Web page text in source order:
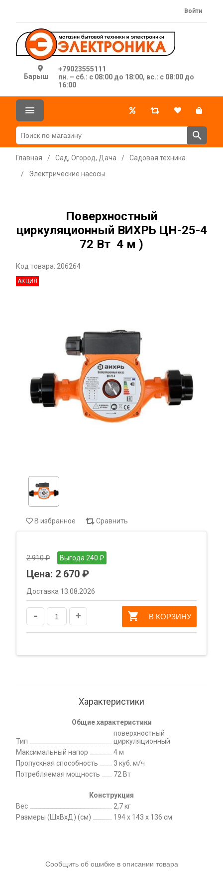
Барыш
+79023555111
пн. – сб.: с 08:00 до 18:00, вс.: с 08:00 до
16:00
Войти
Главная / Сад, Огород, Дача /
Садовая техника
/
Электрические насосы
Поверхностный
циркуляционный ВИХРЬ ЦН-25-4
72 Вт 4 м )
Код товара: 206264
АКЦИЯ
В избранное Сравнить
2 910 ₽ Выгода 240 ₽
Цена: 2 670 ₽
Доставка 13.08.2026
- + В КОРЗИНУ
Характеристики
Общие характеристики
Тип
поверхностный
циркуляционный
Максимальный напор
4 м
Пропускная способность
3 куб. м/ч
Потребляемая мощность
72 Вт
Конструкция
Вес
2,7 кг
Размеры (ШхВхД) (см)
194 x 143 x 136 см
Сообщить об ошибке в описании товара